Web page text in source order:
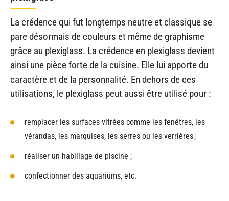
La crédence qui fut longtemps neutre et classique se
pare désormais de couleurs et même de graphisme
grâce au plexiglass. La crédence en plexiglass devient
ainsi une pièce forte de la cuisine. Elle lui apporte du
caractère et de la personnalité. En dehors de ces
utilisations, le plexiglass peut aussi être utilisé pour :
remplacer les surfaces vitrées comme les fenêtres, les
vérandas, les marquises, les serres ou les verrières ;
réaliser un habillage de piscine ;
confectionner des aquariums, etc.